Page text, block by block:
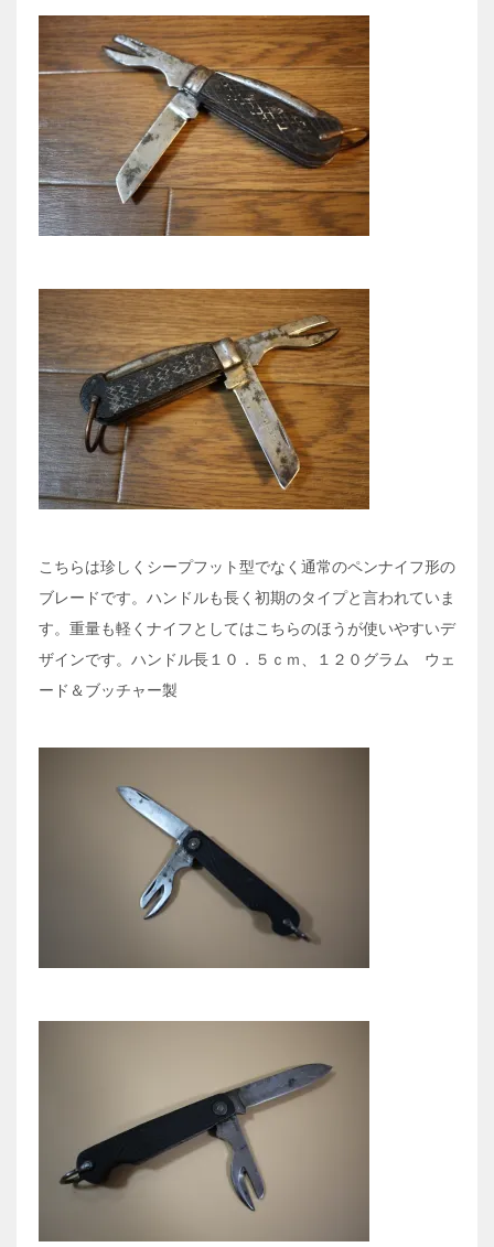
こちらは珍しくシープフット型でなく通常のペンナイフ形の
ブレードです。ハンドルも長く初期のタイプと言われていま
す。重量も軽くナイフとしてはこちらのほうが使いやすいデ
ザインです。ハンドル長１０．５ｃｍ、１２０グラム ウェ
ード＆ブッチャー製